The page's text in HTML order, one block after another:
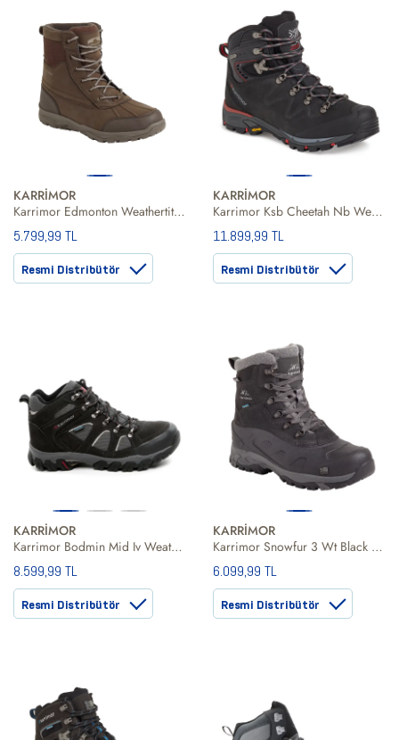
KARRİMOR
Karrimor Edmonton Weathertite Bro Erkek Kahverengi Bot
5.799,99 TL
Resmi Distribütör
KARRİMOR
Karrimor Ksb Cheetah Nb Weathertite Charcoal Erkek Gri Bot
11.899,99 TL
Resmi Distribütör
KARRİMOR
Karrimor Bodmin Mid Iv Weathertite Black Sea Erkek Siyah Bot
8.599,99 TL
Resmi Distribütör
KARRİMOR
Karrimor Snowfur 3 Wt Black Erkek Siyah Bot
6.099,99 TL
Resmi Distribütör